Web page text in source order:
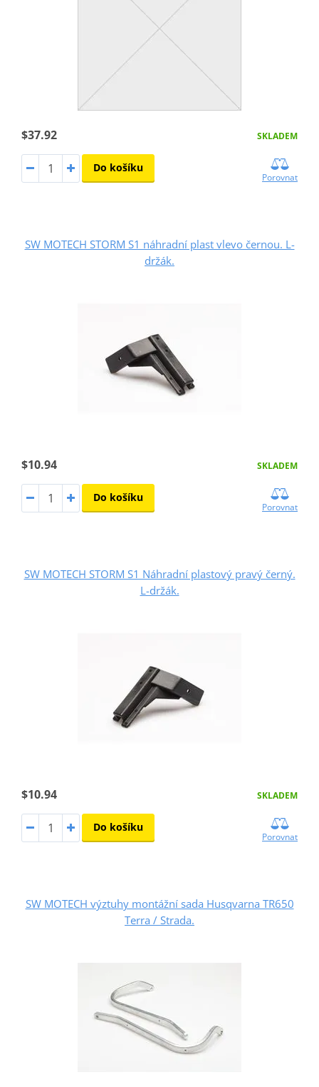
$37.92 SKLADEM
Do košíku
Porovnat
SW MOTECH STORM S1 náhradní plast vlevo černou. L-
držák.
$10.94 SKLADEM
Do košíku
Porovnat
SW MOTECH STORM S1 Náhradní plastový pravý černý.
L-držák.
$10.94 SKLADEM
Do košíku
Porovnat
SW MOTECH výztuhy montážní sada Husqvarna TR650
Terra / Strada.